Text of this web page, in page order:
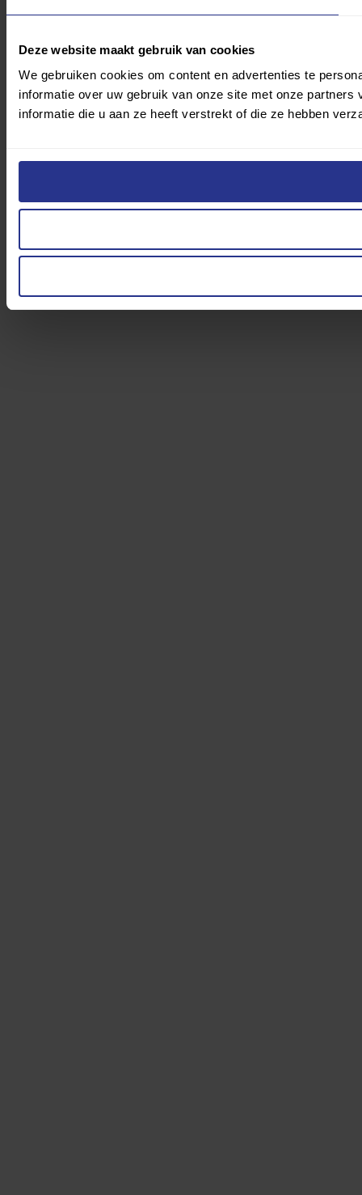
Deze website maakt gebruik van cookies
We gebruiken cookies om content en advertenties te
informatie over uw gebruik van onze site met onze
informatie die u aan ze heeft verstrekt of die ze hebben